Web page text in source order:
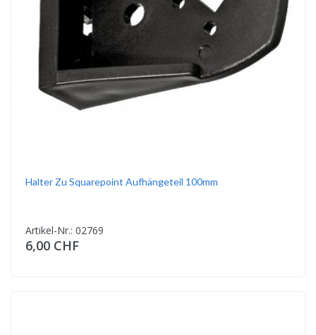
Halter Zu Squarepoint Aufhängeteil 100mm
Artikel-Nr.: 02769
6,00 CHF